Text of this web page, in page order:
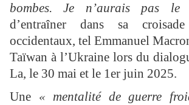
bombes. Je n’aurais pas
d’entraîner dans sa
occidentaux, tel Emmanuel
Taïwan à l’Ukraine lors du
La, le 30 mai et le 1er juin 2025.
Une « mentalité de guerre